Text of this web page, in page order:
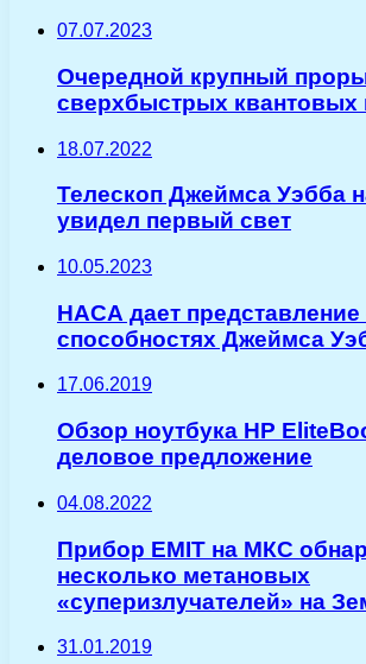
07.07.2023
Очередной крупный
сверхбыстрых квантовых
18.07.2022
Телескоп Джеймса Уэбба
увидел первый свет
10.05.2023
НАСА дает представление
способностях Джеймса
17.06.2019
Обзор ноутбука HP
деловое предложение
04.08.2022
Прибор EMIT на МКС
несколько метановых
«суперизлучателей» на
31.01.2019